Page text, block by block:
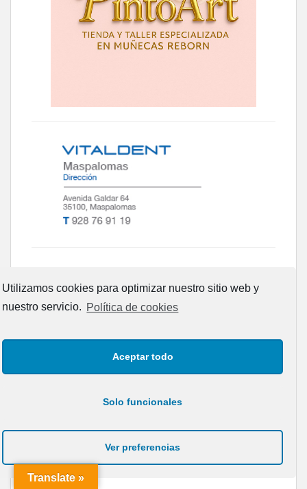
Utilizamos cookies para optimizar nuestro sitio web y
nuestro servicio. Política de cookies
Aceptar todo
Solo funcionales
Ver preferencias
ANIMALES SIN HOGAR
Translate »